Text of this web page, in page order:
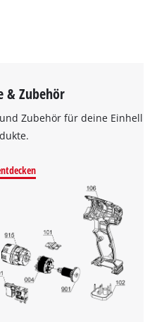
deine Zustimmung, um
Maps laden zu können!
is not permitted to load due
are not disclosed to the
owner needs to setup
CMP to add this content
of technologies used.
& Zubehör
Zubehör für deine Einhell